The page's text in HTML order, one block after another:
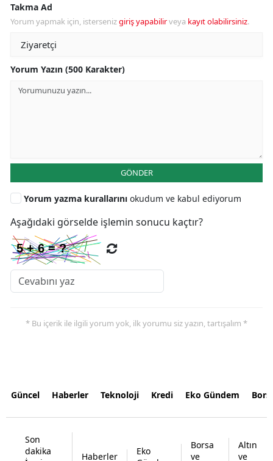
Takma Ad
Yorum yapmak için, istersenizgiriş yapabilirveya kayıt olabilirsiniz.
Yorum Yazın (500 Karakter)
GÖNDER
Yorum yazma kurallarını okudum ve kabul ediyorum
Aşağıdaki görselde işlemin sonucu kaçtır?
* Bu içerik ile ilgili yorum yok, ilk yorumu siz yazın, tartışalım *
Güncel Haberler Teknoloji Kredi Eko Gündem
Son
dakika
Haberler
Eko
Borsa
ve
Altın
ve